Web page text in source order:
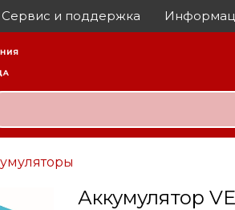
Сервис и поддержка
Аккумулятор